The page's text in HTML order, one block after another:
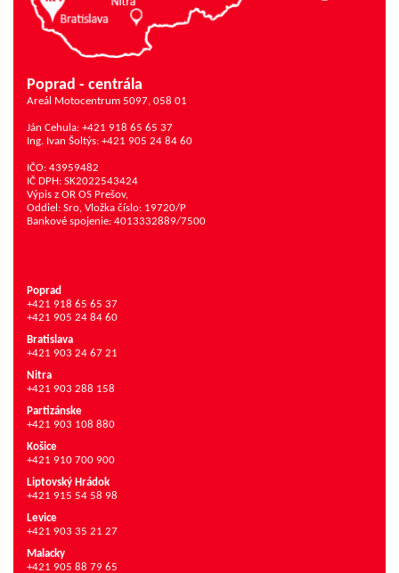
Poprad - centrála
Areál Motocentrum 5097, 058 01
Ján Cehula: +421 918 65 65 37
Ing. Ivan Šoltýs: +421 905 24 84 60
IČO: 43959482
IČ DPH: SK2022543424
Výpis z OR OS Prešov,
Oddiel: Sro, Vložka číslo: 19720/P
Bankové spojenie: 4013332889/7500
Poprad
+421 918 65 65 37
+421 905 24 84 60
Bratislava
+421 903 24 67 21
Nitra
+421 903 288 158
Partizánske
+421 903 108 880
Košice
+421 910 700 900
Liptovský Hrádok
+421 915 54 58 98
Levice
+421 903 35 21 27
Malacky
+421 905 88 79 65